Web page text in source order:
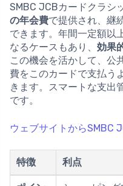
SMBC JCBカードクラシ
の年会費で提供され、継
できます。年間一定額以
なるケースもあり、 効果
この機会を活かして、公
費をこのカードで支払う
きます。スマートな支出
です。
ウェブサイトからSMBC
特徴 利点